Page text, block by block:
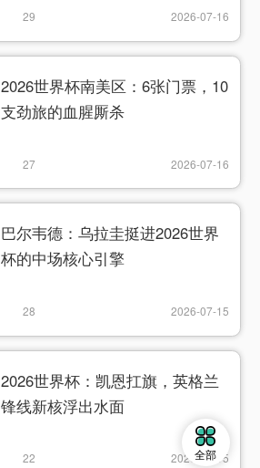
29 2026-07-16
2026世界杯南美区：6张门票，10
支劲旅的血腥厮杀
27 2026-07-16
巴尔韦德：乌拉圭挺进2026世界
杯的中场核心引擎
28 2026-07-15
2026世界杯：凯恩扛旗，英格兰
锋线新核浮出水面
22 2026-07-15
全部